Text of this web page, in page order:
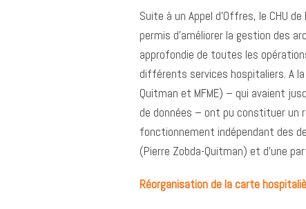
Suite à un Appel d’Offres, le CHU
permis d’améliorer la gestion des
approfondie de toutes les
différents services hospitaliers. A
Quitman et MFME) – qui avaient
de données – ont pu constituer un
fonctionnement indépendant des
(Pierre Zobda-Quitman) et d’une
Réorganisation de la carte